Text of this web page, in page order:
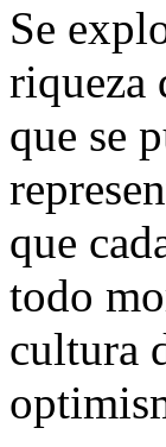
Se
riqueza
que se
que
todo
cultura